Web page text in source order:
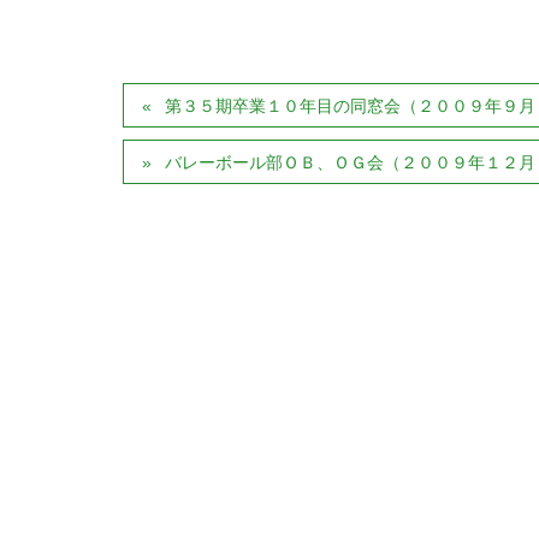
第３５期卒業１０年目の同窓会（２００９年９月
バレーボール部ＯＢ、ＯＧ会（２００９年１２月